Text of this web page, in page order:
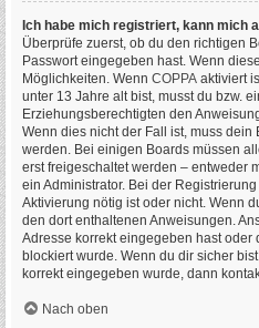
Ich habe mich registriert, kann mich
Überprüfe zuerst, ob du den richtigen
Passwort eingegeben hast. Wenn
Möglichkeiten. Wenn COPPA aktiviert
unter 13 Jahre alt bist, musst du bzw.
Erziehungsberechtigten den
Wenn dies nicht der Fall ist, muss
werden. Bei einigen Boards müssen
erst freigeschaltet werden – entweder
ein Administrator. Bei der
Aktivierung nötig ist oder nicht. Wenn
den dort enthaltenen Anweisungen.
Adresse korrekt eingegeben hast
blockiert wurde. Wenn du dir sicher
korrekt eingegeben wurde, dann
Nach oben